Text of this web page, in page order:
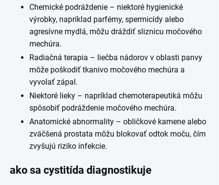
Chemické podráždenie – niektoré hygienické
výrobky, napríklad parfémy, spermicídy alebo
agresívne mydlá, môžu dráždiť sliznicu močového
mechúra.
Radiačná terapia – liečba nádorov v oblasti panvy
môže poškodiť tkanivo močového mechúra a
vyvolať zápal.
Niektoré lieky – napríklad chemoterapeutiká môžu
spôsobiť podráždenie močového mechúra.
Anatomické abnormality – obličkové kamene alebo
zväčšená prostata môžu blokovať odtok moču, čím
zvyšujú riziko infekcie.
ako sa cystitída diagnostikuje